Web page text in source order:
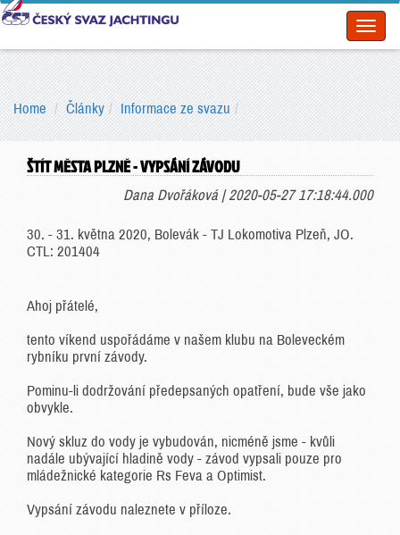
Home Články Informace ze svazu
ŠTÍT MĚSTA PLZNĚ - VYPSÁNÍ ZÁVODU
Dana Dvořáková | 2020-05-27 17:18:44.000
30. - 31. května 2020, Bolevák - TJ Lokomotiva Plzeň, JO.
CTL: 201404
Ahoj přátelé,
tento víkend uspořádáme v našem klubu na Boleveckém
rybníku první závody.
Pominu-li dodržování předepsaných opatření, bude vše jako
obvykle.
Nový skluz do vody je vybudován, nicméně jsme - kvůli
nadále ubývající hladině vody - závod vypsali pouze pro
mládežnické kategorie Rs Feva a Optimist.
Vypsání závodu naleznete v příloze.